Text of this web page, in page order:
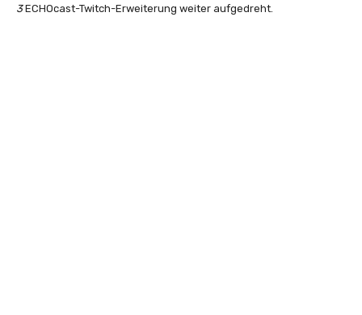
3ECHOcast-Twitch-Erweiterung weiter aufgedreht.